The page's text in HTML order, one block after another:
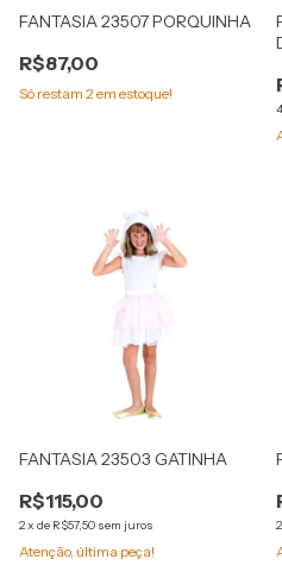
FANTASIA 23507 PORQUINHA
R$87,00
Só restam 2 em estoque!
4
FANTASIA 23503 GATINHA
R$115,00
2x de R$57,50 sem juros
Atenção, última peça!
2